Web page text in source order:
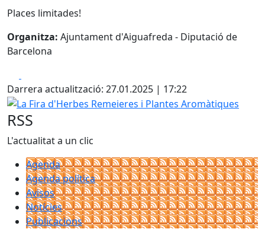
Places limitades!
Organitza: Ajuntament d'Aiguafreda - Diputació de
Barcelona
Darrera actualització: 27.01.2025 | 17:22
La Fira d'Herbes Remeieres i Plantes Aromàtiques
RSS
L'actualitat a un clic
Agenda
Agenda política
Avisos
Notícies
Publicacions